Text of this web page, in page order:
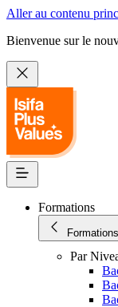
Aller au contenu
Bienvenue sur le
Formations
Formations
Par